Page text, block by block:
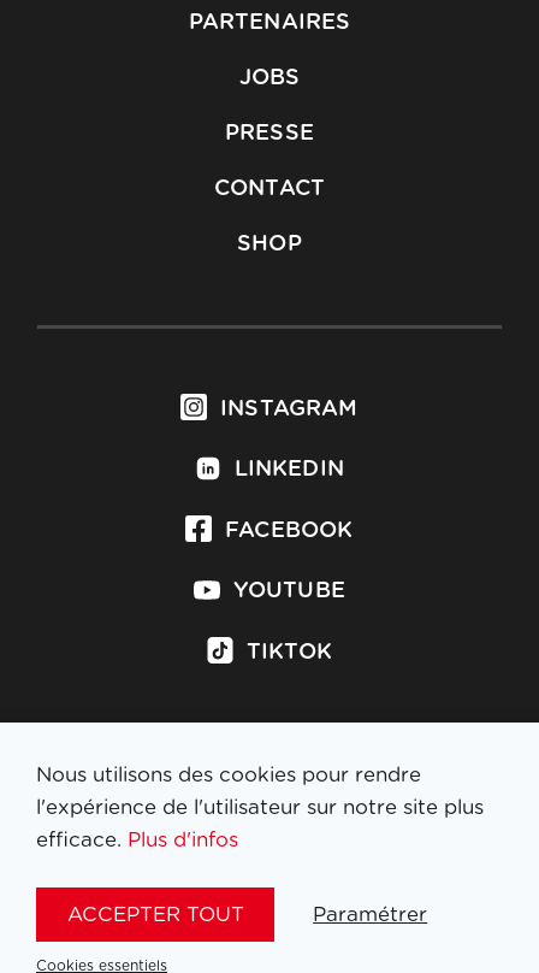
PARTENAIRES
JOBS
PRESSE
CONTACT
SHOP
INSTAGRAM
LINKEDIN
FACEBOOK
YOUTUBE
TIKTOK
S'inscrire à la newsletter
Nous utilisons des cookies pour rendre
l'expérience de l'utilisateur sur notre site plus
efficace. Plus d'infos
ACCEPTER TOUT Paramétrer
Cookies essentiels